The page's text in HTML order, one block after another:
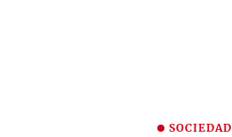
SOCIEDAD